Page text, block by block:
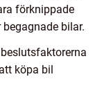
förknippade
bilar.
köpa bil